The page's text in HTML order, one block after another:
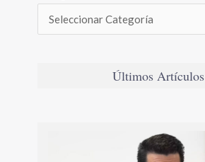
Últimos Artículos